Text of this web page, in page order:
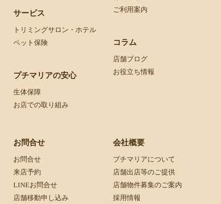
サービス
トリミングサロン・ホテル
ペット保険
プチマリアの安心
生体保障
お店での取り組み
ご利用案内
コラム
店舗ブログ
お役立ち情報
お問合せ
お問合せ
来店予約
LINEお問合せ
店舗移動申し込み
会社概要
プチマリアについて
店舗出店等のご提供
店舗物件募集のご案内
採用情報